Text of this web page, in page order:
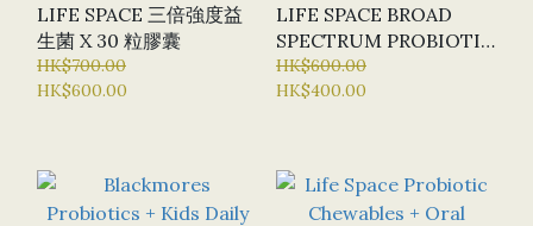
LIFE SPACE 三倍強度益
生菌 X 30 粒膠囊
HK$700.00
HK$600.00
LIFE SPACE BROAD
SPECTRUM PROBIOTIC
廣效益生菌 X 60 粒膠囊
HK$600.00
HK$400.00